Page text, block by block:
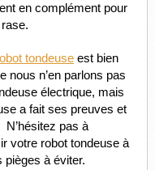
en complément pour
tondeuseest bien
nous n’en parlons pas
électrique, mais
a fait ses preuves et
N’hésitez pas à
votre robot tondeuse à
pièges à éviter.